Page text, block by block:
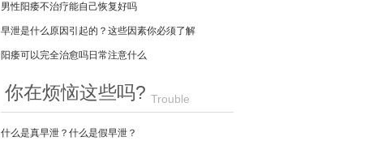
男性阳痿不治疗能自己恢复好吗
早泄是什么原因引起的？这些因素你必须了解
阳痿可以完全治愈吗日常注意什么
你在烦恼这些吗? Trouble
什么是真早泄？什么是假早泄？